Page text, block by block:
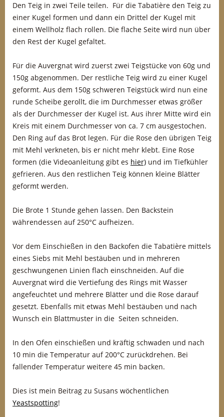
Den Teig in zwei Teile teilen. Für die Tabatière den Teig zu
einer Kugel formen und dann ein Drittel der Kugel mit
einem Wellholz flach rollen. Die flache Seite wird nun über
den Rest der Kugel gefaltet.
Für die Auvergnat wird zuerst zwei Teigstücke von 60g und
150g abgenommen. Der restliche Teig wird zu einer Kugel
geformt. Aus dem 150g schweren Teigstück wird nun eine
runde Scheibe gerollt, die im Durchmesser etwas größer
als der Durchmesser der Kugel ist. Aus ihrer Mitte wird ein
Kreis mit einem Durchmesser von ca. 7 cm ausgestochen.
Den Ring auf das Brot legen. Für die Rose den übrigen Teig
mit Mehl verkneten, bis er nicht mehr klebt. Eine Rose
formen (die Videoanleitung gibt es hier) und im Tiefkühler
gefrieren. Aus den restlichen Teig können kleine Blätter
geformt werden.
Die Brote 1 Stunde gehen lassen. Den Backstein
währendessen auf 250°C aufheizen.
Vor dem Einschießen in den Backofen die Tabatière mittels
eines Siebs mit Mehl bestäuben und in mehreren
geschwungenen Linien flach einschneiden. Auf die
Auvergnat wird die Vertiefung des Rings mit Wasser
angefeuchtet und mehrere Blätter und die Rose darauf
gesetzt. Ebenfalls mit etwas Mehl bestäuben und nach
Wunsch ein Blattmuster in die Seiten schneiden.
In den Ofen einschießen und kräftig schwaden und nach
10 min die Temperatur auf 200°C zurückdrehen. Bei
fallender Temperatur weitere 45 min backen.
Dies ist mein Beitrag zu Susans wöchentlichen
Yeastspotting!